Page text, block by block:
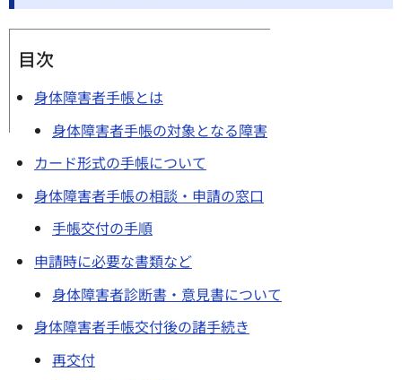
目次
身体障害者手帳とは
身体障害者手帳の対象となる障害
カード形式の手帳について
身体障害者手帳の相談・申請の窓口
手帳交付の手順
申請時に必要な書類など
身体障害者診断書・意見書について
身体障害者手帳交付後の諸手続き
再交付